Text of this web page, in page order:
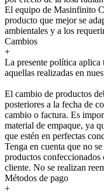
El equipo de Masinfinito
producto que mejor se
ambientales y a los
Cambios
+
La presente política aplica
aquellas realizadas en
El cambio de productos
posteriores a la fecha de
cambio o factura. Es
material de empaque, ya
que estén en perfectas
Tenga en cuenta que no
productos confeccionados
cliente. No se realizan
Métodos de pago
+